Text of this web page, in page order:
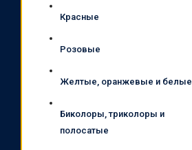
Красные
Розовые
Желтые, оранжевые и белые
Биколоры, триколоры и
полосатые